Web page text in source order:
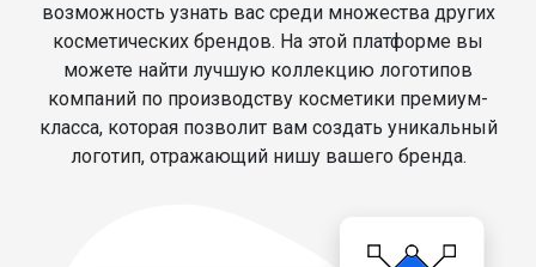
возможность узнать вас среди множества других
косметических брендов. На этой платформе вы
можете найти лучшую коллекцию логотипов
компаний по производству косметики премиум-
класса, которая позволит вам создать уникальный
логотип, отражающий нишу вашего бренда.